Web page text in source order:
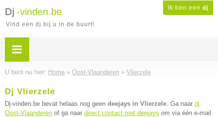
Ik ben een dj
Dj -vinden.be
Vind een dj bij u in de buurt!
U bent nu hier: Home » Oost-Vlaanderen » Vlierzele
Dj Vlierzele
Dj-vinden.be bevat helaas nog geen deejays in Vlierzele. Ga naar dj
Oost-Vlaanderen of ga naar direct contact met deejays om via één e-mail